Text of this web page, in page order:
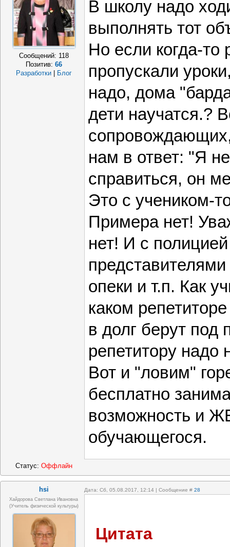
Сообщений: 118
Позитив: 66
Разработки
Блог
В школу надо
выполнять тот
Но если когда-то
пропускали
надо, дома
дети научатся.?
нам в ответ: "Я
справиться, он
Это с учеником-
Примера нет!
нет! И с
представителями
опеки и т.п. Как
каком
в долг берут под
репетитору надо
Вот и "ловим"
бесплатно
возможность и
обучающегося.
Статус: Оффлайн
hsi Дата: Сб, 05.08.2017, 12:14 | Сообщение # 28
Хайдорова Светлана Ивановна
(учитель физической культуры)
Цитата